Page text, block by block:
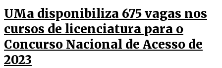
UMa disponibiliza 675 vagas nos
cursos de licenciatura para o
Concurso Nacional de Acesso de
2023